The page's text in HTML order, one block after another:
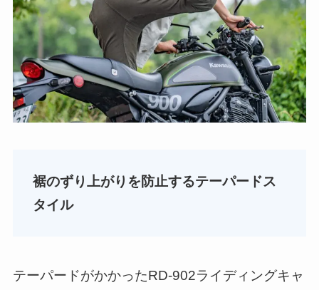
裾のずり上がりを防止するテーパードス
タイル
テーパードがかかったRD-902ライディングキャ